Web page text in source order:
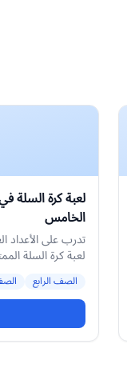
لعبة كرة السلة
الخامس
تدرب على الأعداد
لعبة كرة السلة
مستوى متوسط.
الصف الرابع